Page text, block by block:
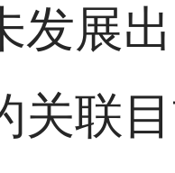
发展
关联